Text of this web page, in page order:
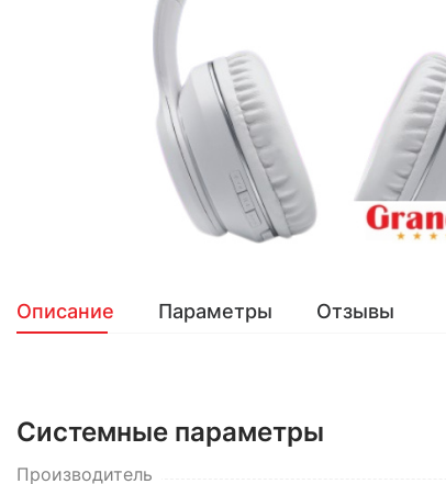
Описание Параметры Отзывы
Системные параметры
Производитель